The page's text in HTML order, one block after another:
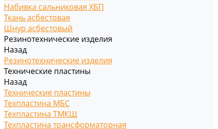
Набивка сальниковая ХБП
Ткань асбестовая
Шнур асбестовый
Резинотехнические изделия
Назад
Резинотехнические изделия
Технические пластины
Назад
Технические пластины
Техпластина МБС
Техпластина ТМКЩ
Техпластина трансформаторная